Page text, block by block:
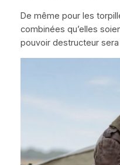
De même pour les
combinées qu’elles
pouvoir destructeur sera